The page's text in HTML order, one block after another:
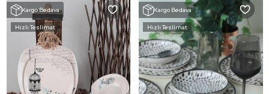
Kargo Bedava
Hızlı Teslimat
Kargo Bedava
Hızlı Teslimat